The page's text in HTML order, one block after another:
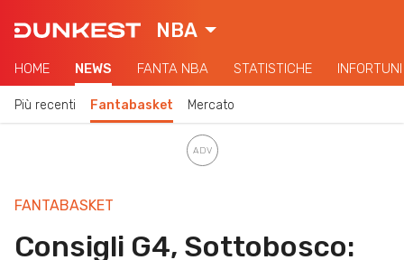
NBA
HOME NEWS FANTA NBA STATISTICHE INFORTUNI
Più recenti Fantabasket Mercato
FANTABASKET
Consigli G4, Sottobosco: